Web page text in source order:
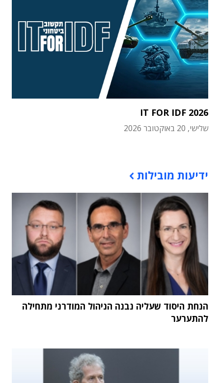
IT FOR IDF 2026
שלישי, 20 באוקטובר 2026
ידיעות מובילות
הנחת היסוד שעליה נבנה הניהול המודרני מתחילה
להתערער